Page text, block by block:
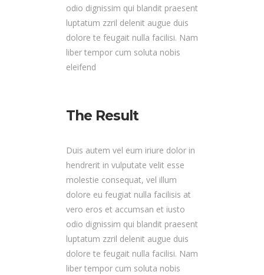
odio dignissim qui blandit praesent
luptatum zzril delenit augue duis
dolore te feugait nulla facilisi. Nam
liber tempor cum soluta nobis
eleifend
The Result
Duis autem vel eum iriure dolor in
hendrerit in vulputate velit esse
molestie consequat, vel illum
dolore eu feugiat nulla facilisis at
vero eros et accumsan et iusto
odio dignissim qui blandit praesent
luptatum zzril delenit augue duis
dolore te feugait nulla facilisi. Nam
liber tempor cum soluta nobis